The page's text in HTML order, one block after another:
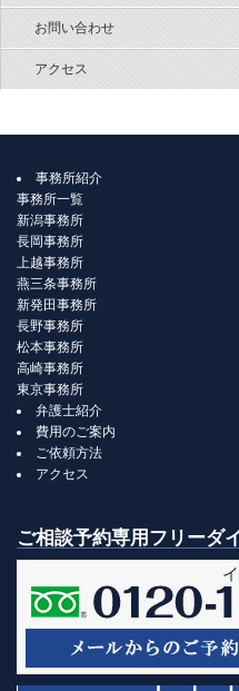
お問い合わせ
アクセス
事務所紹介
事務所一覧
新潟事務所
長岡事務所
上越事務所
燕三条事務所
新発田事務所
長野事務所
松本事務所
高崎事務所
東京事務所
弁護士紹介
費用のご案内
ご依頼方法
アクセス
ご相談予約専用フリーダ